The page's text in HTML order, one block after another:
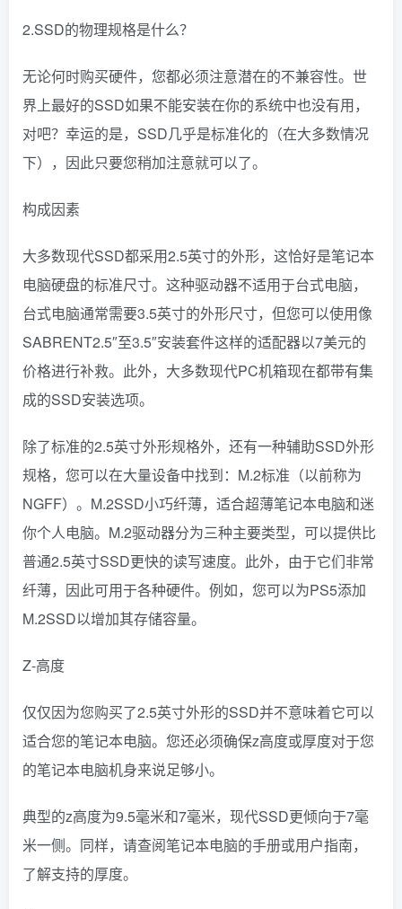
2.SSD的物理规格是什么？
无论何时购买硬件，您都必须注意潜在的不兼容性。世
界上最好的SSD如果不能安装在你的系统中也没有用，
对吧？幸运的是，SSD几乎是标准化的（在大多数情况
下），因此只要您稍加注意就可以了。
构成因素
大多数现代SSD都采用2.5英寸的外形，这恰好是笔记本
电脑硬盘的标准尺寸。这种驱动器不适用于台式电脑，
台式电脑通常需要3.5英寸的外形尺寸，但您可以使用像
SABRENT2.5″至3.5″安装套件这样的适配器以7美元的
价格进行补救。此外，大多数现代PC机箱现在都带有集
成的SSD安装选项。
除了标准的2.5英寸外形规格外，还有一种辅助SSD外形
规格，您可以在大量设备中找到：M.2标准（以前称为
NGFF）。M.2SSD小巧纤薄，适合超薄笔记本电脑和迷
你个人电脑。M.2驱动器分为三种主要类型，可以提供比
普通2.5英寸SSD更快的读写速度。此外，由于它们非常
纤薄，因此可用于各种硬件。例如，您可以为PS5添加
M.2SSD以增加其存储容量。
Z-高度
仅仅因为您购买了2.5英寸外形的SSD并不意味着它可以
适合您的笔记本电脑。您还必须确保z高度或厚度对于您
的笔记本电脑机身来说足够小。
典型的z高度为9.5毫米和7毫米，现代SSD更倾向于7毫
米一侧。同样，请查阅笔记本电脑的手册或用户指南，
了解支持的厚度。